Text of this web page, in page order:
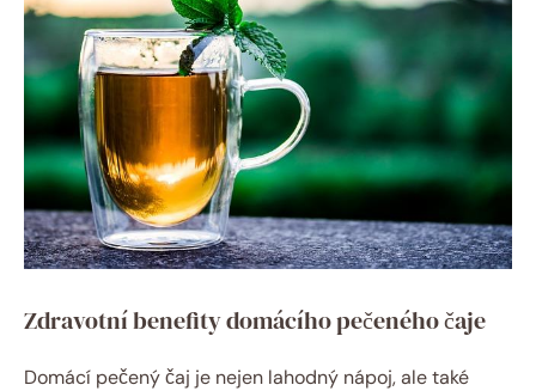
Zdravotní benefity domácího pečeného čaje
Domácí pečený čaj je nejen lahodný nápoj, ale také